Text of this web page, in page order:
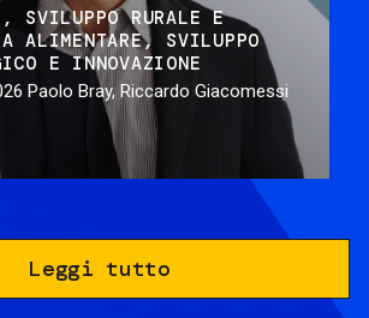
SVILUPPO RURALE E
ALIMENTARE
SVILUPPO
E INNOVAZIONE
Paolo Bray, Riccardo Giacomessi
Leggi tutto